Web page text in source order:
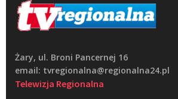
Żary, ul. Broni Pancernej 16
email: tvregionalna@regionalna24.pl
Telewizja Regionalna